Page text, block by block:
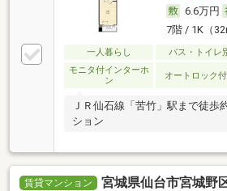
6.6万円
7階 / 1K（
一人暮らし バス・トイレ
モニタ付インターホ
ン
オートロック
ＪＲ仙石線「苦竹」駅まで徒歩
ション
賃貸マンション
宮城県仙台市宮城野